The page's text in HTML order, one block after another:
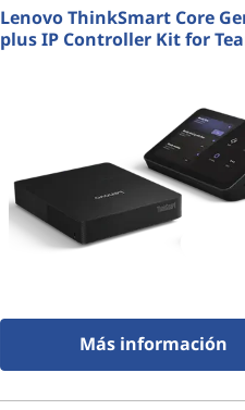
Lenovo ThinkSmart Core
plus IP Controller Kit for
Más información